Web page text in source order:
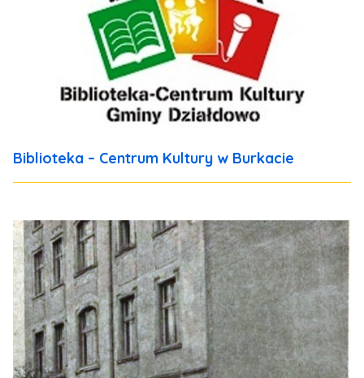
Biblioteka – Centrum Kultury w Burkacie